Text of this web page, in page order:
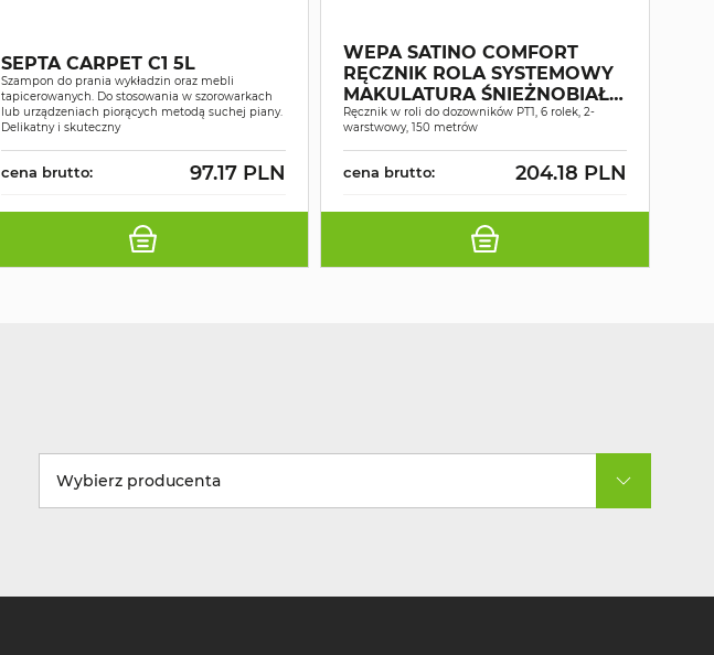
SEPTA CARPET C1 5L
Szampon do prania wykładzin oraz mebli
tapicerowanych. Do stosowania w szorowarkach
lub urządzeniach piorących metodą suchej piany.
Delikatny i skuteczny
cena brutto: 97.17 PLN
WEPA SATINO COMFORT
RĘCZNIK ROLA SYSTEMOWY
MAKULATURA ŚNIEŻNOBIAŁY
2W 150MB A6
Ręcznik w roli do dozowników PT1, 6 rolek, 2-
warstwowy, 150 metrów
cena brutto: 204.18 PLN
Wybierz producenta